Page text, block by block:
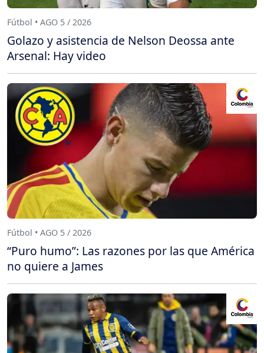
Fútbol • AGO 5 / 2026
Golazo y asistencia de Nelson Deossa ante
Arsenal: Hay video
Fútbol • AGO 5 / 2026
“Puro humo”: Las razones por las que América
no quiere a James